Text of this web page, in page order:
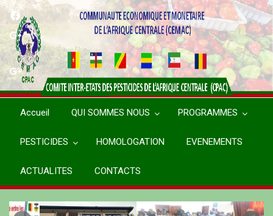
Aller
contenu
principal
Accueil QUI SOMMES NOUS PROGRAMMES
PESTICIDES HOMOLOGATION EVENEMENTS
ACTUALITES CONTACTS